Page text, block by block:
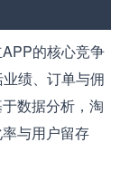
的核心竞争
绩、订单与佣
数据分析，淘
与用户留存